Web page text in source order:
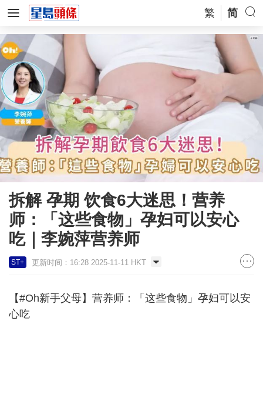
繁 简
拆解 孕期 饮食6大迷思！营养
师：「这些食物」孕妇可以安心
吃｜李婉萍营养师
ST+ 更新时间：16:28 2025-11-11 HKT
【#Oh新手父母】营养师：「这些食物」孕妇可以安
心吃